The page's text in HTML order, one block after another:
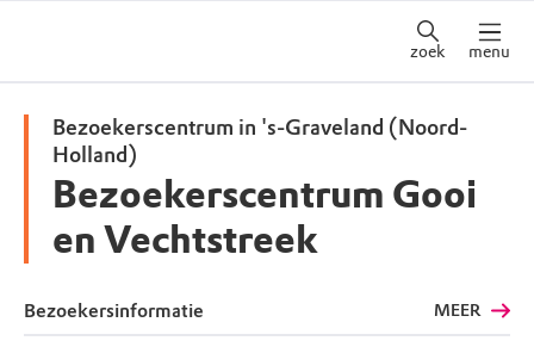
zoek menu
Bezoekerscentrum in 's-Graveland (Noord-
Holland)
Bezoekerscentrum Gooi
en Vechtstreek
Bezoekersinformatie MEER